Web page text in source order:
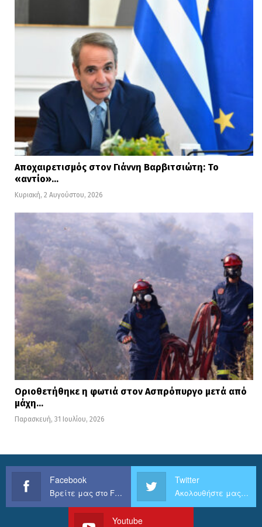
Αποχαιρετισμός στον Γιάννη Βαρβιτσιώτη: Το
«αντίο»…
Κυριακή, 2 Αυγούστου, 2026
Οριοθετήθηκε η φωτιά στον Ασπρόπυργο μετά από
μάχη…
Παρασκευή, 31 Ιουλίου, 2026
Facebook
Βρείτε μας στο Facebook
Twitter
Ακολουθήστε μας στο Twitter
Youtube